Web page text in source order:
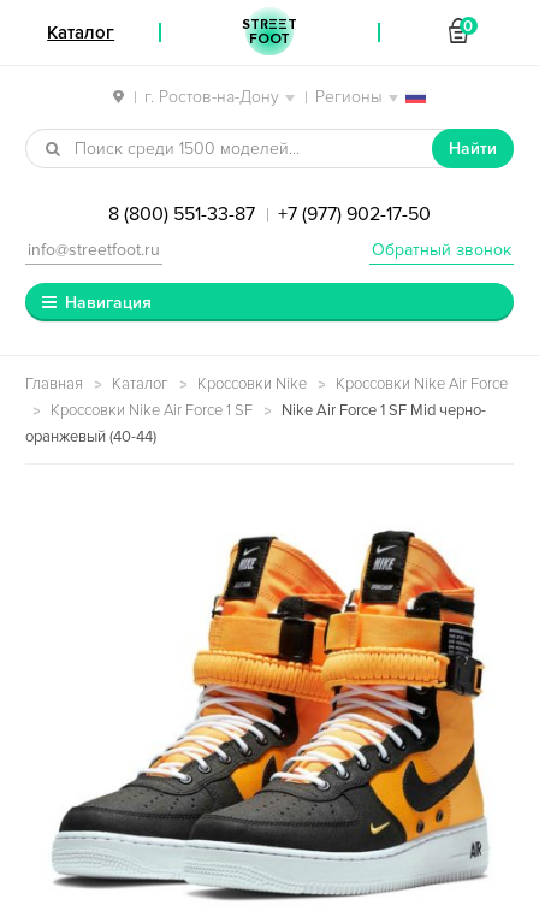
| г. Ростов-на-Дону | Регионы
Перейти к навигации
Перейти к содержимому
Найти
8 (800) 551-33-87 | +7 (977) 902-17-50
Обратный звонок
info@streetfoot.ru
Навигация
Главная Каталог Кроссовки Nike
Кроссовки Nike Air Force
Кроссовки Nike Air Force 1 SF
Nike Air Force 1 SF Mid черно-
оранжевый (40-44)
Каталог STREET
FOOT
0